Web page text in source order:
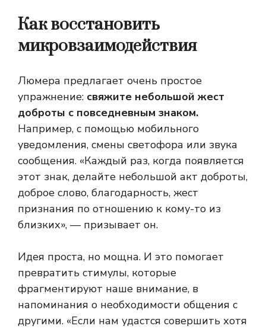
Как восстановить
микровзаимодействия
Люмера предлагает очень простое
упражнение: свяжите небольшой жест
доброты с повседневным знаком.
Например, с помощью мобильного
уведомления, смены светофора или звука
сообщения. «Каждый раз, когда появляется
этот знак, делайте небольшой акт доброты,
доброе слово, благодарность, жест
признания по отношению к кому-то из
близких», — призывает он.
Идея проста, но мощна. И это помогает
превратить стимулы, которые
фрагментируют наше внимание, в
напоминания о необходимости общения с
другими. «Если нам удастся совершить хотя